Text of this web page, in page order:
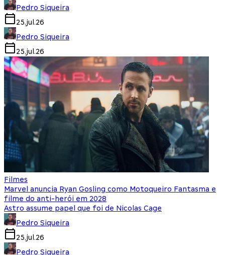
Pedro Siqueira
25.jul.26
Pedro Siqueira
25.jul.26
Filmes
Marvel anuncia Ryan Gosling como Motoqueiro Fantasma e
filme do anti-herói em 2028
Astro assume papel que foi de Nicolas Cage
Pedro Siqueira
25.jul.26
Pedro Siqueira